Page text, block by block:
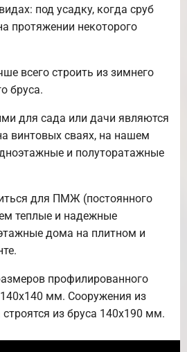
под усадку, когда сруб
протяжении некоторого
всего строить из зимнего
бруса.
для сада или дачи являются
винтовых сваях, на нашем
и полуторатажные
для ПМЖ (постоянного
теплые и надежные
дома на плитном и
профилированного
мм. Сооружения из
строятся из бруса 140х190 мм.